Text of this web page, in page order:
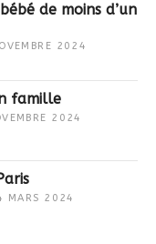
de moins d’un
2024
famille
2024
MARS 2024